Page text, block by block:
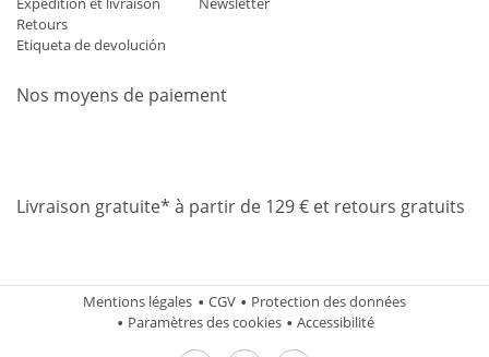
Retours
Etiqueta de devolución
Nos moyens de paiement
Livraison gratuite* à partir de 129 € et retours gratuits
Mentions légales CGV
Protection des données
Paramètres des cookies
Accessibilité